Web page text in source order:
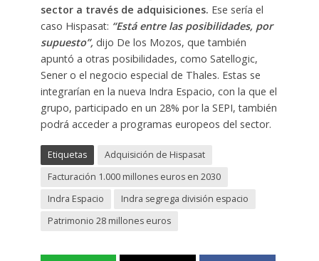
sector a través de adquisiciones. Ese sería el
caso Hispasat: “Está entre las posibilidades, por
supuesto”,dijo De los Mozos, que también
apuntó a otras posibilidades, como Satellogic,
Sener o el negocio especial de Thales. Estas se
integrarían en la nueva Indra Espacio, con la que el
grupo, participado en un 28% por la SEPI, también
podrá acceder a programas europeos del sector.
Etiquetas
Adquisición de Hispasat
Facturación 1.000 millones euros en 2030
Indra Espacio
Indra segrega división espacio
Patrimonio 28 millones euros